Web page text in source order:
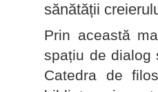
sănătății
Prin această
spațiu de dialog
Catedra de